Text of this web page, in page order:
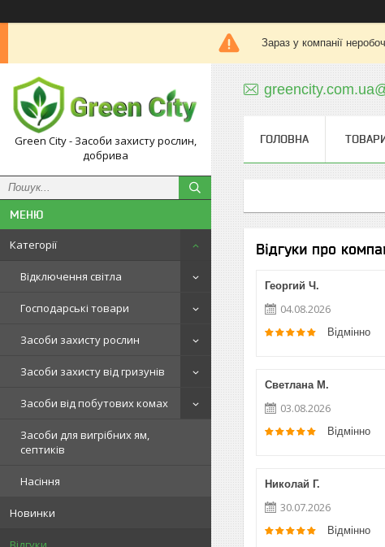
Зараз у компанії
Green City - Засоби захисту рослин,
добрива
Категорії
Відключення світла
Господарські товари
Засоби захисту рослин
Засоби захисту від гризунів
Засоби від побутових комах
Засоби для вигрібних ям,
септиків
Насіння
Новинки
ГОЛОВНА
Відгуки про
Георгий Ч.
04.08.2026
Відмінно
Светлана М.
03.08.2026
Відмінно
Николай Г.
30.07.2026
Відмінно